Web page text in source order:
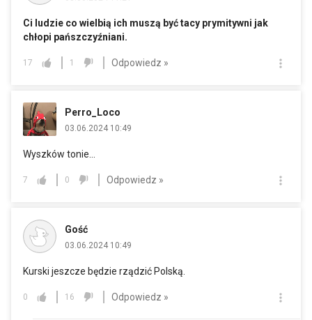
Ci ludzie co wielbią ich muszą być tacy prymitywni jak
chłopi pańszczyźniani.
17 1 Odpowiedz »
Perro_Loco
03.06.2024 10:49
Wyszków tonie...
7 0 Odpowiedz »
Gość
03.06.2024 10:49
Kurski jeszcze będzie rządzić Polską.
0 16 Odpowiedz »